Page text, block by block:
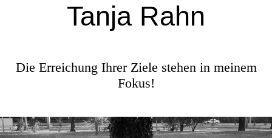
Tanja Rahn
Die Erreichung Ihrer Ziele stehen in meinem
Fokus!